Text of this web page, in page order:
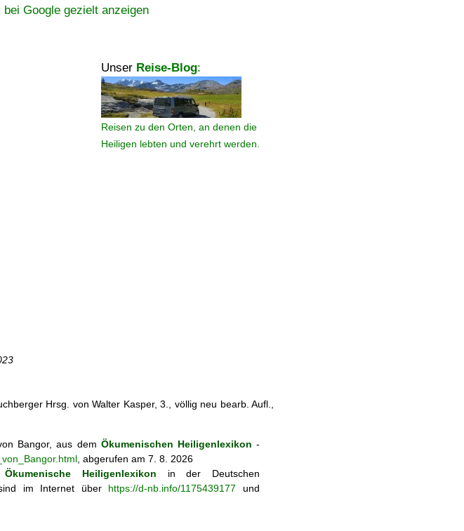
Google gezielt anzeigen
Unser Reise-Blog:
Reisen zu den Orten, an denen die
Heiligen lebten und verehrt werden.
Hrsg. von Walter Kasper, 3., völlig neu bearb. Aufl.,
Bangor, aus dem Ökumenischen Heiligenlexikon -
, abgerufen am 7. 8. 2026
Ökumenische Heiligenlexikon in der Deutschen
im Internet über https://d-nb.info/1175439177 und